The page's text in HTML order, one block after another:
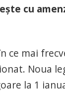
cu
ce mai
Noua
la 1